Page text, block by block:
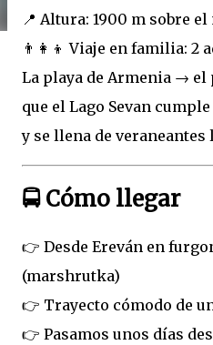
📍 Altura: 1900 m sobre
👨‍👩‍👦 Viaje en familia: 2
La playa de Armenia → el
que el Lago Sevan
y se llena de veraneantes
🚍 Cómo llegar
👉 Desde Ereván en
(marshrutka)
👉 Trayecto cómodo de
👉 Pasamos unos días